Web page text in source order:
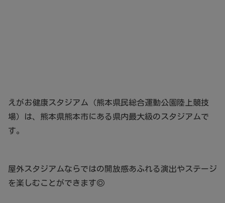
えがお健康スタジアム（熊本県民総合運動公園陸上競技
場）は、熊本県熊本市にある県内最大級のスタジアムで
す。
屋外スタジアムならではの開放感あふれる演出やステージ
を楽しむことができます◎